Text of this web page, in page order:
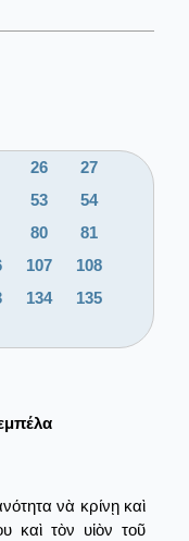
26
27
53
54
80
81
107
108
134
135
νὰ κρίνῃ καὶ
καὶ τὸν υἱὸν τοῦ